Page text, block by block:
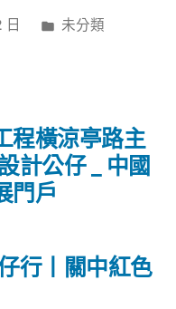
分
未分類
行丨關中紅色
程橫涼亭路主
計公仔 _ 中國
門戶